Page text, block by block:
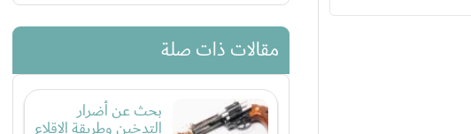
مقالات ذات صلة
بحث عن أضرار
التدخين وطريقة الإقلاع